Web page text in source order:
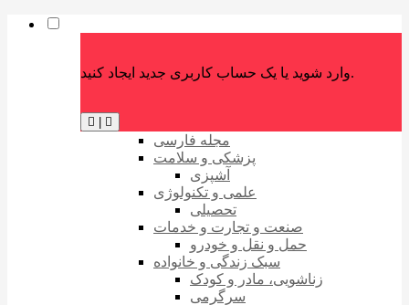
وارد شوید یا یک حساب کاربری جدید ایجاد کنید.
مجله فارسی
پزشکی و سلامت
آشپزی
علمی و تکنولوژی
تحصیلی
صنعت و تجارت و خدمات
حمل و نقل و خودرو
سبک زندگی و خانواده
زناشویی، مادر و کودک
سرگرمی